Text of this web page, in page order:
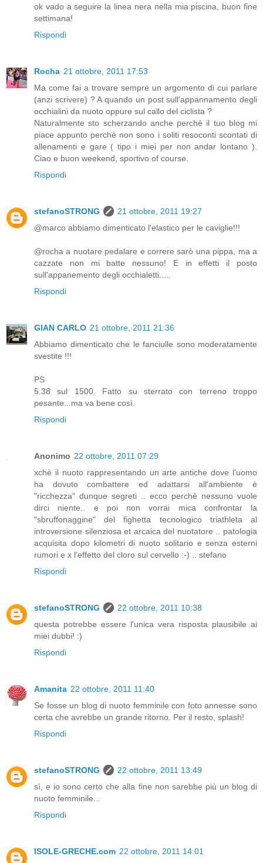
ok vado a seguire la linea nera nella mia piscina, buon fine
settimana!
Rispondi
Rocha 21 ottobre, 2011 17:53
Ma come fai a trovare sempre un argomento di cui parlare
(anzi scrivere) ? A quando un post sull'appannamento degli
occhialini da nuoto oppure sul callo del ciclista ?
Naturalmente sto scherzando anche perchè il tuo blog mi
piace appunto perchè non sono i soliti resoconti scontati di
allenamenti e gare ( tipo i miei per non andar lontano ).
Ciao e buon weekend, sportivo of course.
Rispondi
stefanoSTRONG
21 ottobre, 2011 19:27
@marco abbiamo dimenticato l'elastico per le caviglie!!!
@rocha a nuotare pedalare e correre sarò una pippa, ma a
cazzate non mi batte nessuno! E in effetti il posto
sull'appanemento degli occhialetti.....
Rispondi
GIAN CARLO 21 ottobre, 2011 21:36
Abbiamo dimenticato che le fanciulle sono moderatamente
svestite !!!
PS
5.38 sul 1500. Fatto su sterrato con terreno troppo
pesante...ma va bene così.
Rispondi
Anonimo 22 ottobre, 2011 07:29
xchè il nuoto rappresentando un arte antiche dove l'uomo
ha dovuto combattere ed adattarsi all'ambiente è
"ricchezza" dunque segreti .. ecco perchè nessuno vuole
dirci niente.. e poi non vorrai mica confrontar la
"sbruffonaggine" del fighetta tecnologico triathleta al
introversione silenziosa et arcaica del nuotatore .. patologia
acquisita dopo kilometri di nuoto solitario e senza esterni
rumori e x l'effetto del cloro sul cervello :-) .. stefano
Rispondi
stefanoSTRONG
22 ottobre, 2011 10:38
questa potrebbe essere l'unica vera risposta plausibile ai
miei dubbi! :)
Rispondi
Amanita 22 ottobre, 2011 11:40
Se fosse un blog di nuoto femminile con foto annesse sono
certa che avrebbe un grande ritorno. Per il resto, splash!
Rispondi
stefanoSTRONG
22 ottobre, 2011 13:49
sì, e io sono certo che alla fine non sarebbe più un blog di
nuoto femminile...
Rispondi
ISOLE-GRECHE.com 22 ottobre, 2011 14:01